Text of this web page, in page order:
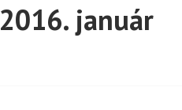
2016. január